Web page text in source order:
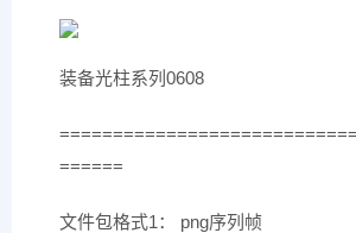
装备光柱系列0608
======
文件包格式1： png序列帧